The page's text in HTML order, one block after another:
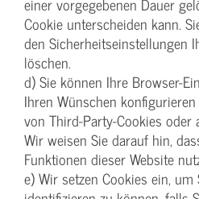
Cookie unterscheiden kann.
den Sicherheitseinstellungen
löschen.
d) Sie können Ihre Browser-
Ihren Wünschen
von Third-Party-Cookies oder
Wir weisen Sie darauf hin,
Funktionen dieser Website
e) Wir setzen Cookies ein,